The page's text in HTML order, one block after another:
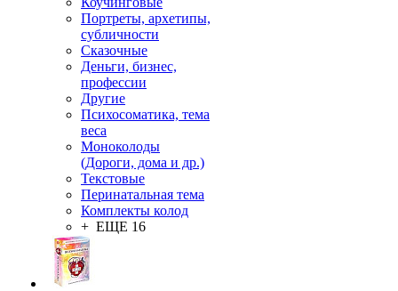
Портреты, архетипы,
субличности
Сказочные
Деньги, бизнес,
профессии
Другие
Психосоматика, тема
веса
Моноколоды
(Дороги, дома и др.)
Текстовые
Перинатальная тема
Комплекты колод
+ ЕЩЕ 16